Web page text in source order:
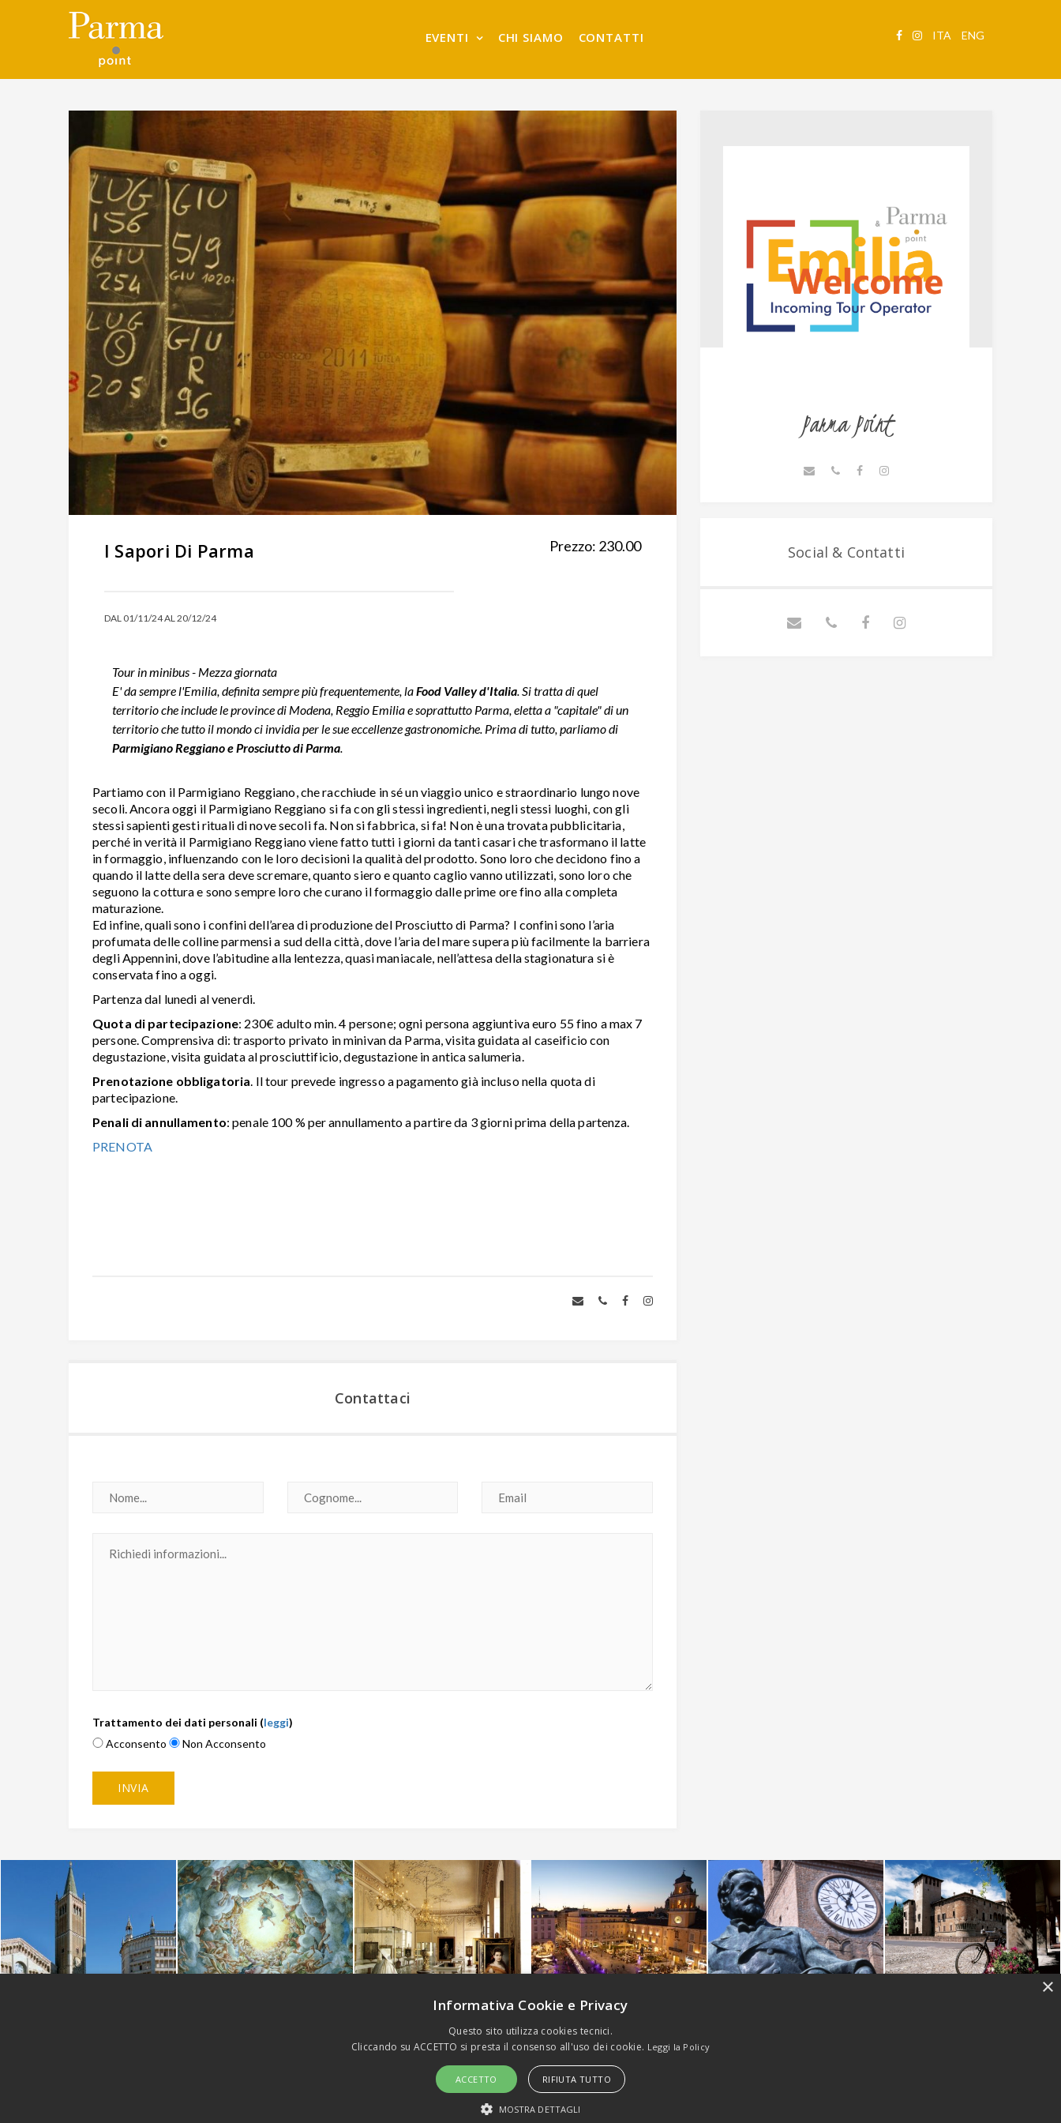
ITA ENG
EVENTI CHI SIAMO CONTATTI
I Sapori Di Parma
DAL 01/11/24 AL 20/12/24
Prezzo: 230.00
Tour in minibus - Mezza giornata
E' da sempre l'Emilia, definita sempre più frequentemente, laFood Valley d'Italia . Si tratta di quel
territorio che include le province di Modena, Reggio Emilia e soprattutto Parma, eletta a "capitale" di un
territorio che tutto il mondo ci invidia per le sue eccellenze gastronomiche. Prima di tutto, parliamo di
Parmigiano Reggiano e Prosciutto di Parma
Partiamo con il Parmigiano Reggiano, che racchiude in sé un viaggio unico e straordinario lungo nove
secoli. Ancora oggi il Parmigiano Reggiano si fa con gli stessi ingredienti, negli stessi luoghi, con gli
stessi sapienti gesti rituali di nove secoli fa. Non si fabbrica, si fa! Non è una trovata pubblicitaria,
perché in verità il Parmigiano Reggiano viene fatto tutti i giorni da tanti casari che trasformano il latte
in formaggio, influenzando con le loro decisioni la qualità del prodotto. Sono loro che decidono fino a
quando il latte della sera deve scremare, quanto siero e quanto caglio vanno utilizzati, sono loro che
seguono la cottura e sono sempre loro che curano il formaggio dalle prime ore fino alla completa
maturazione.
Ed infine, quali sono i confini dell’area di produzione del Prosciutto di Parma? I confini sono l’aria
profumata delle colline parmensi a sud della città, dove l’aria del mare supera più facilmente la barriera
degli Appennini, dove l’abitudine alla lentezza, quasi maniacale, nell’attesa della stagionatura si è
conservata fino a oggi.
Partenza dal lunedi al venerdi.
Quota di partecipazione: 230€ adulto min. 4 persone; ogni persona aggiuntiva euro 55 fino a max 7
persone. Comprensiva di: trasporto privato in minivan da Parma, visita guidata al caseificio con
degustazione, visita guidata al prosciuttificio, degustazione in antica salumeria.
Prenotazione obbligatoria . Il tour prevede ingresso a pagamento già incluso nella quota di
partecipazione.
Penali di annullamento: penale 100 % per annullamento a partire da 3 giorni prima della partenza.
PRENOTA
Contattaci
Trattamento dei dati personali (leggi)
Acconsento
Non Acconsento
Parma Point
Social & Contatti
Copyright (c) Emilia Welcome Srls - P.Iva 02936500342. All rights reserved -
×
Informativa Cookie e Privacy
Questo sito utilizza cookies tecnici.
Cliccando su ACCETTO si presta il consenso all'uso dei cookie. Leggi la Policy
ACCETTO RIFIUTA TUTTO
MOSTRA DETTAGLI